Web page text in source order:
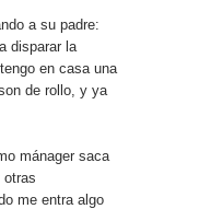
a su padre:
disparar la
en casa una
de rollo, y ya
mánager saca
otras
me entra algo